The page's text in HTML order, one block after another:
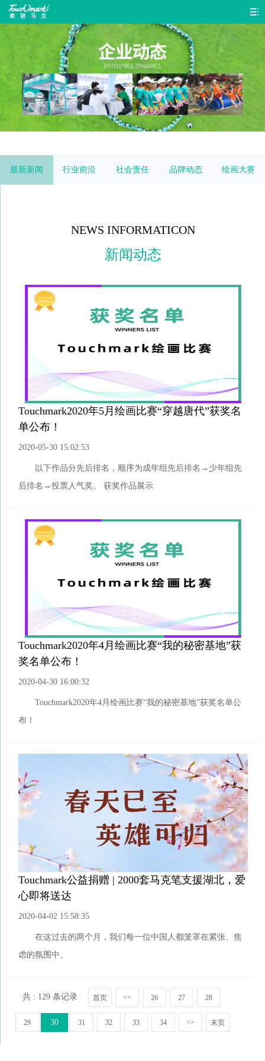
首
页
色
彩
统
产
中
牌
企
最新新闻 行业前沿 社会责任 品牌动态 绘画大赛
NEWS INFORMATICON
新闻动态
Touchmark2020年5月绘画比赛“穿越唐代”获奖名
单公布！
2020-05-30 15:02:53
以下作品分先后排名，顺序为成年组先后排名→少年组先
后排名→投票人气奖。 获奖作品展示
Touchmark2020年4月绘画比赛“我的秘密基地”获
奖名单公布！
2020-04-30 16:00:32
Touchmark2020年4月绘画比赛“我的秘密基地”获奖名单公
布！
Touchmark公益捐赠 | 2000套马克笔支援湖北，爱
心即将送达
2020-04-02 15:58:35
在这过去的两个月，我们每一位中国人都笼罩在紧张、焦
虑的氛围中。
共 : 129 条记录 首页 << 26 27 28
29 30 31 32 33 34 >> 末页